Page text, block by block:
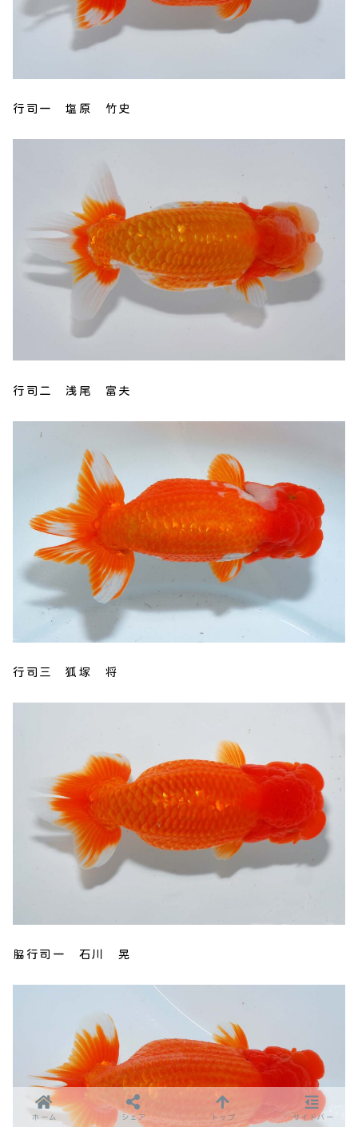
行司一 塩原 竹史
行司二 浅尾 富夫
行司三 狐塚 将
脇行司一 石川 晃
ホーム シェア トップ サイドバー